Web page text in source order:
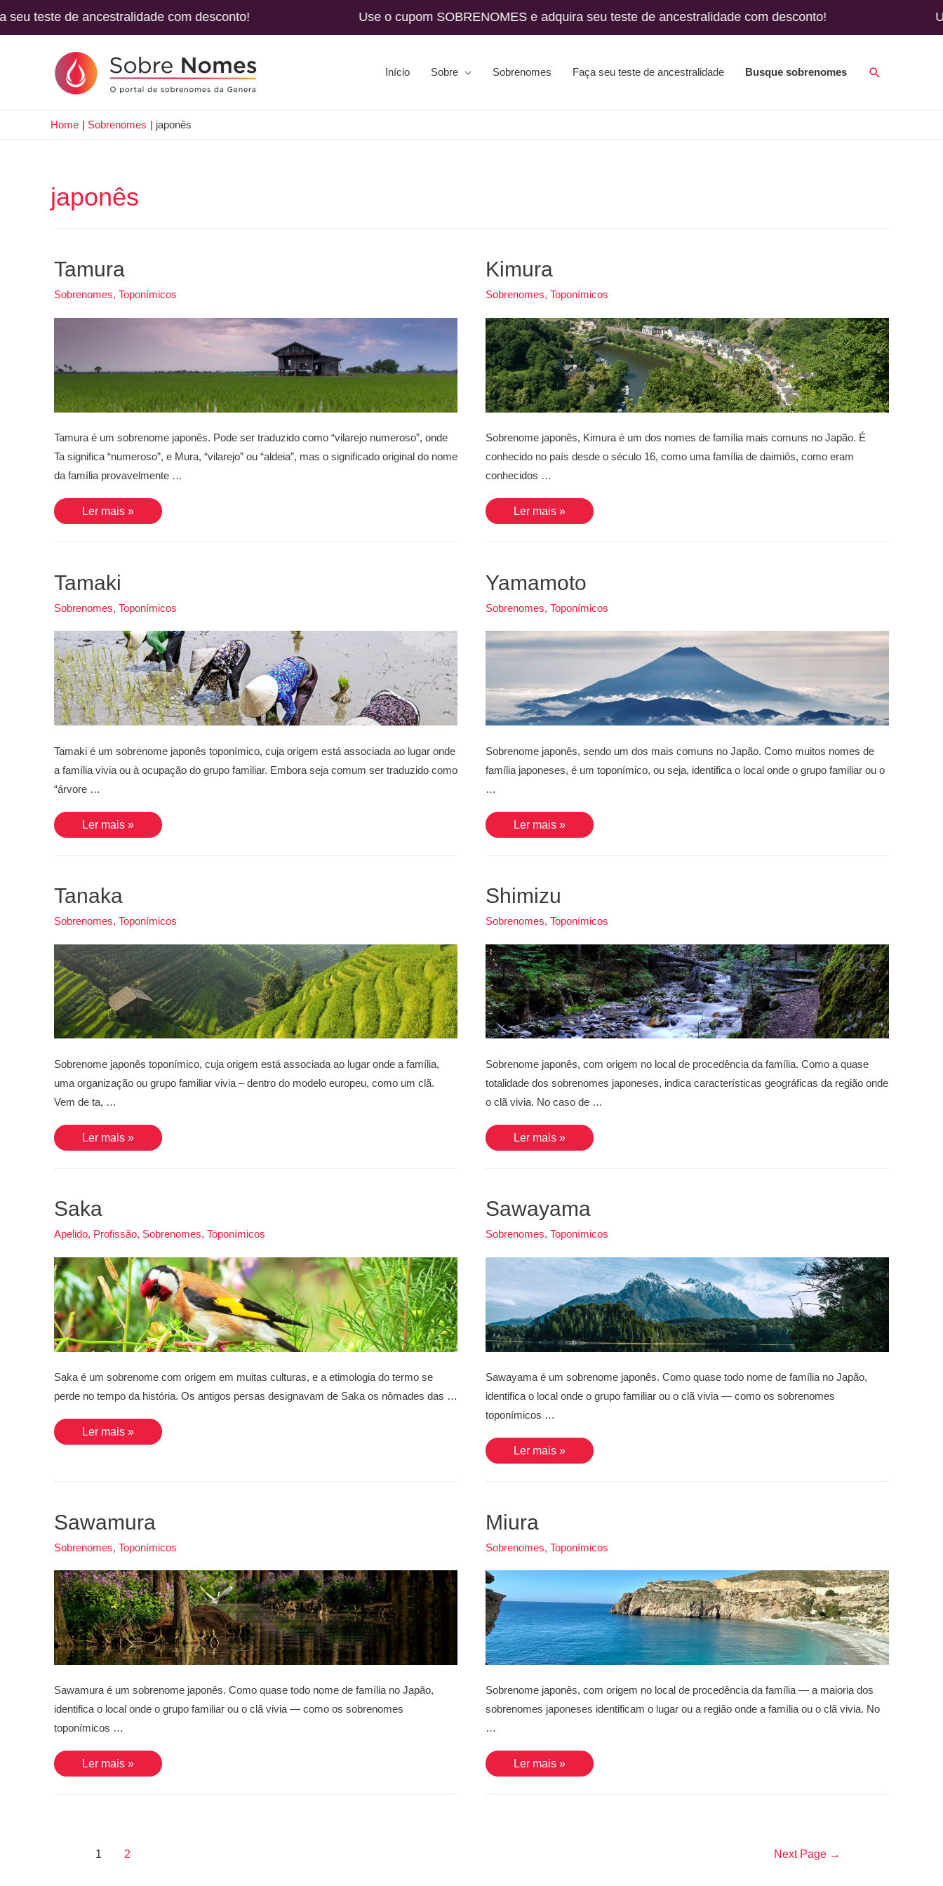
de ancestralidade com desconto! Use o cupom SOBRENOMES e adquira seu teste de ancestralidade com desconto! Use o cupom
Início Sobre Sobrenomes Faça seu teste de ancestralidade Busque sobrenomes Search
Home Sobrenomes japonês
japonês
Tamura
Sobrenomes, Toponímicos
Tamura é um sobrenome japonês. Pode ser traduzido como “vilarejo numeroso”, onde
Ta significa “numeroso”, e Mura, “vilarejo” ou “aldeia”, mas o significado original do nome
da família provavelmente …
Tamura
Ler mais »
Kimura
Sobrenomes, Toponímicos
Sobrenome japonês, Kimura é um dos nomes de família mais comuns no Japão. É
conhecido no país desde o século 16, como uma família de daimiôs, como eram
conhecidos …
Kimura
Ler mais »
Tamaki
Sobrenomes, Toponímicos
Tamaki é um sobrenome japonês toponímico, cuja origem está associada ao lugar onde
a família vivia ou à ocupação do grupo familiar. Embora seja comum ser traduzido como
“árvore …
Tamaki
Ler mais »
Yamamoto
Sobrenomes, Toponímicos
Sobrenome japonês, sendo um dos mais comuns no Japão. Como muitos nomes de
família japoneses, é um toponímico, ou seja, identifica o local onde o grupo familiar ou o
…
Yamamoto
Ler mais »
Tanaka
Sobrenomes, Toponímicos
Sobrenome japonês toponímico, cuja origem está associada ao lugar onde a família,
uma organização ou grupo familiar vivia – dentro do modelo europeu, como um clã.
Vem de ta, …
Tanaka
Ler mais »
Shimizu
Sobrenomes, Toponímicos
Sobrenome japonês, com origem no local de procedência da família. Como a quase
totalidade dos sobrenomes japoneses, indica características geográficas da região onde
o clã vivia. No caso de …
Shimizu
Ler mais »
Saka
Apelido, Profissão, Sobrenomes, Toponímicos
Saka é um sobrenome com origem em muitas culturas, e a etimologia do termo se
perde no tempo da história. Os antigos persas designavam de Saka os nômades das …
Saka
Ler mais »
Sawayama
Sobrenomes, Toponímicos
Sawayama é um sobrenome japonês. Como quase todo nome de família no Japão,
identifica o local onde o grupo familiar ou o clã vivia — como os sobrenomes
toponímicos …
Sawayama
Ler mais »
Sawamura
Sobrenomes, Toponímicos
Sawamura é um sobrenome japonês. Como quase todo nome de família no Japão,
identifica o local onde o grupo familiar ou o clã vivia — como os sobrenomes
toponímicos …
Sawamura
Ler mais »
Miura
Sobrenomes, Toponímicos
Sobrenome japonês, com origem no local de procedência da família — a maioria dos
sobrenomes japoneses identificam o lugar ou a região onde a família ou o clã vivia. No
…
Miura
Ler mais »
Paginação
1 2 Next Page →